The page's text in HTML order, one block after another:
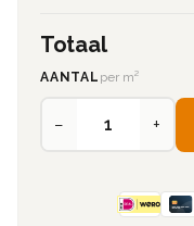
Totaal
AANTAL per m²
− +